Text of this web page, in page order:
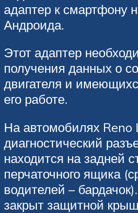
адаптер к смартфону
Андроида.
Этот адаптер
получения данных о
двигателя и
его работе.
На автомобилях Reno
диагностический
находится на задней
перчаточного ящика
водителей –
закрыт защитной